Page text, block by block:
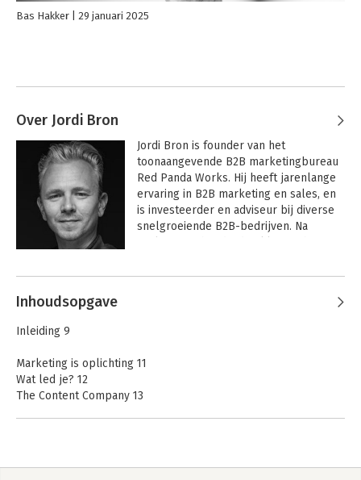
Bas Hakker 29 januari 2025
Over Jordi Bron
Jordi Bron is founder van het
toonaangevende B2B marketingbureau
Red Panda Works. Hij heeft jarenlange
ervaring in B2B marketing en sales, en
is investeerder en adviseur bij diverse
snelgroeiende B2B-bedrijven. Na
krachtige werkwijze gegoten: Full
Inhoudsopgave
Inleiding 9
Marketing is oplichting 11
Wat led je? 12
The Content Company 13